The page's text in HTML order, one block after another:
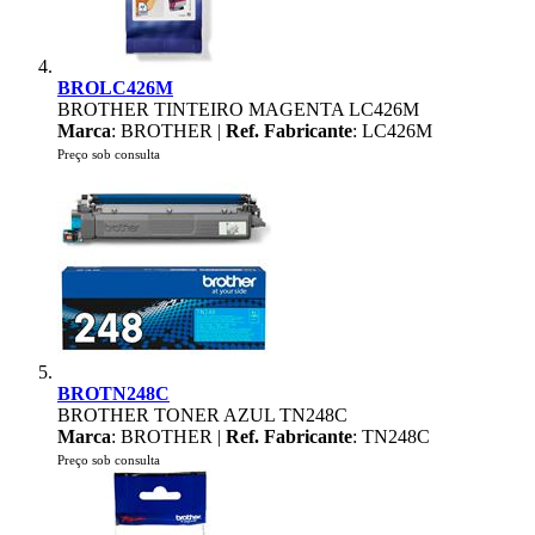
BROLC426M
BROTHER TINTEIRO MAGENTA LC426M
Marca: BROTHER | Ref. Fabricante: LC426M
Preço sob consulta
BROTN248C
BROTHER TONER AZUL TN248C
Marca: BROTHER | Ref. Fabricante: TN248C
Preço sob consulta